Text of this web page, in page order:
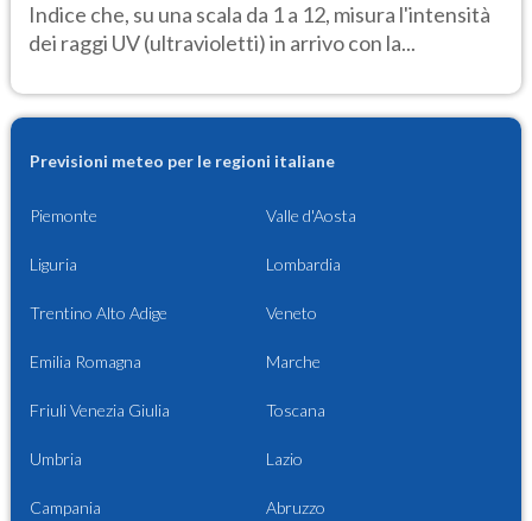
Indice che, su una scala da 1 a 12, misura l'intensità
dei raggi UV (ultravioletti) in arrivo con la...
Previsioni meteo per le regioni italiane
Piemonte Valle d'Aosta
Liguria Lombardia
Trentino Alto Adige Veneto
Emilia Romagna Marche
Friuli Venezia Giulia Toscana
Umbria Lazio
Campania Abruzzo